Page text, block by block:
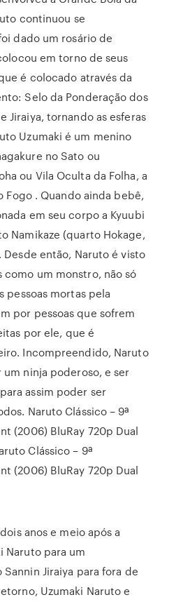
continuou se
dado um rosário de
em torno de seus
é colocado através da
Selo da Ponderação dos
Jiraiya, tornando as esferas
Uzumaki é um menino
no Sato ou
ou Vila Oculta da Folha, a
Fogo . Quando ainda bebê,
em seu corpo a Kyuubi
Namikaze (quarto Hokage,
então, Naruto é visto
como um monstro, não só
pessoas mortas pela
por pessoas que sofrem
por ele, que é
Incompreendido, Naruto
um ninja poderoso, e ser
assim poder ser
Naruto Clássico – 9ª
(2006) BluRay 720p Dual
Clássico – 9ª
(2006) BluRay 720p Dual
anos e meio após a
Naruto para um
Jiraiya para fora de
Uzumaki Naruto e